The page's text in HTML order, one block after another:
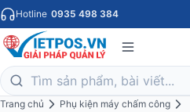
Hotline 0935 498 384
Trang chủ
Phụ kiện máy chấm công